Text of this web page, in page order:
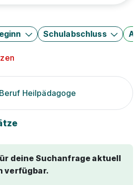
Schulabschluss
Heilpädagoge
deine Suchanfrage aktuell
verfügbar.